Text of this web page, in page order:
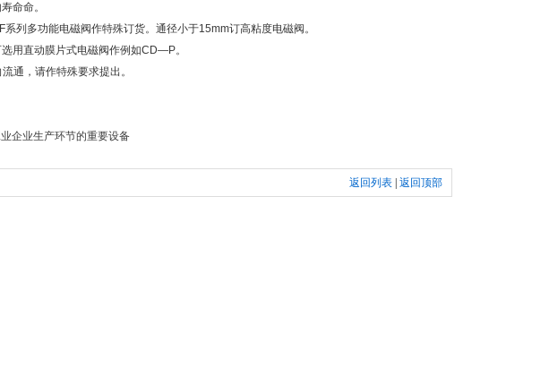
命命。
列多功能电磁阀作特殊订货。通径小于15mm订高粘度电磁阀。
用直动膜片式电磁阀作例如CD—P。
通，请作特殊要求提出。
企业生产环节的重要设备
返回列表 |返回顶部